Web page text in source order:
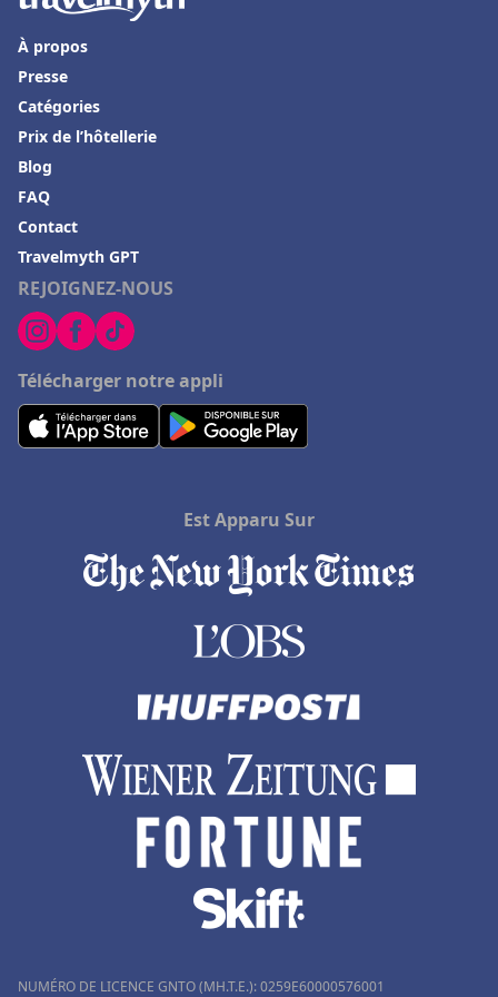
REJOIGNEZ-NOUS
Télécharger notre appli
À propos
Presse
Catégories
Prix de l’hôtellerie
Blog
FAQ
Contact
Travelmyth GPT
Est Apparu Sur
NUMÉRO DE LICENCE GNTO (MH.T.E.): 0259Ε60000576001